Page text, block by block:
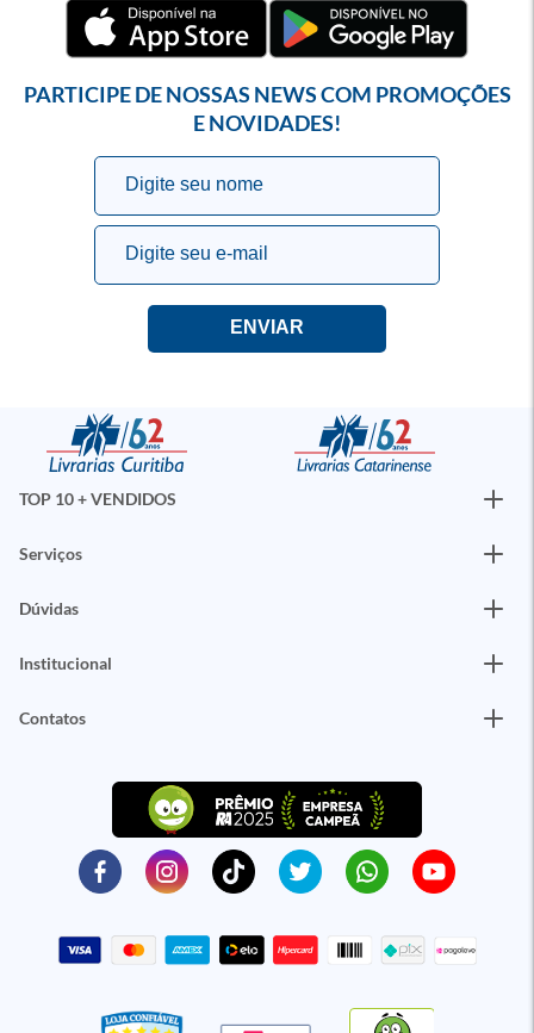
PARTICIPE DE NOSSAS NEWS COM PROMOÇÕES
E NOVIDADES!
TOP 10 + VENDIDOS
Serviços
Dúvidas
Institucional
Contatos